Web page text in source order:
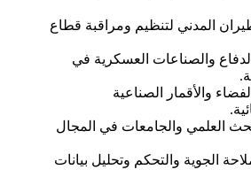
المدني لتنظيم ومراقبة قطاع
والصناعات العسكرية في
والأقمار الصناعية
العلمي والجامعات في المجال
الجوية والتحكم وتحليل بيانات